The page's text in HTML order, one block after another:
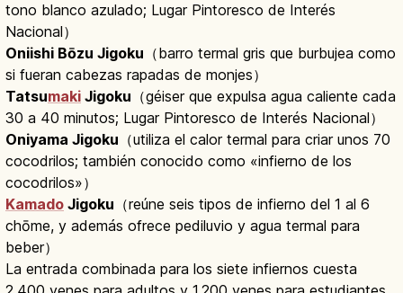
tono blanco azulado; Lugar Pintoresco de Interés
Nacional）
Oniishi Bōzu Jigoku （barro termal gris que burbujea como
si fueran cabezas rapadas de monjes）
Tatsumaki Jigoku （géiser que expulsa agua caliente cada
30 a 40 minutos; Lugar Pintoresco de Interés Nacional）
Oniyama Jigoku （utiliza el calor termal para criar unos 70
cocodrilos; también conocido como «infierno de los
cocodrilos»）
Kamado Jigoku （reúne seis tipos de infierno del 1 al 6
chōme, y además ofrece pediluvio y agua termal para
beber）
La entrada combinada para los siete infiernos cuesta